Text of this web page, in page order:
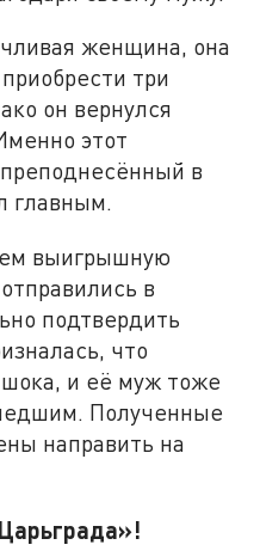
женщина, она
три
он вернулся
этот
в
главным.
выигрышную
в
подтвердить
что
шока, и её муж тоже
Полученные
направить на
«Царьграда»!